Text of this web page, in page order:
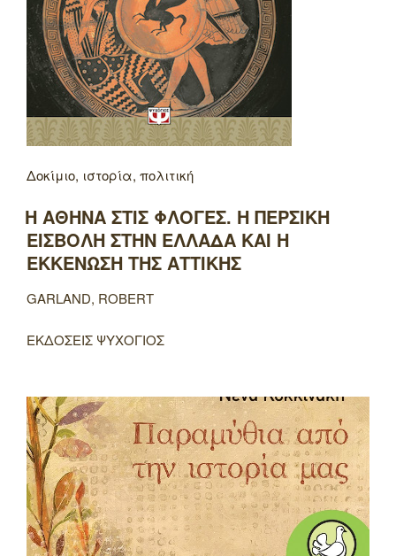
Δοκίμιο, ιστορία, πολιτική
Η ΑΘΗΝΑ ΣΤΙΣ ΦΛΟΓΕΣ. Η ΠΕΡΣΙΚΗ
ΕΙΣΒΟΛΗ ΣΤΗΝ ΕΛΛΑΔΑ ΚΑΙ Η
ΕΚΚΕΝΩΣΗ ΤΗΣ ΑΤΤΙΚΗΣ
GARLAND, ROBERT
ΕΚΔΟΣΕΙΣ ΨΥΧΟΓΙΟΣ